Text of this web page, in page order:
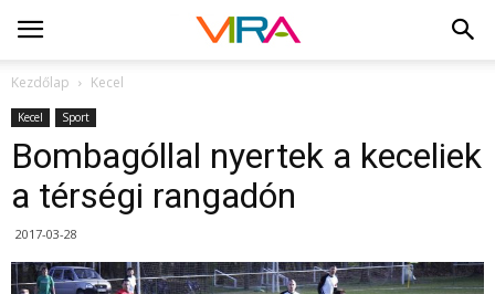
Kezdőlap Kecel
Kecel Sport
Bombagóllal nyertek a keceliek
a térségi rangadón
2017-03-28